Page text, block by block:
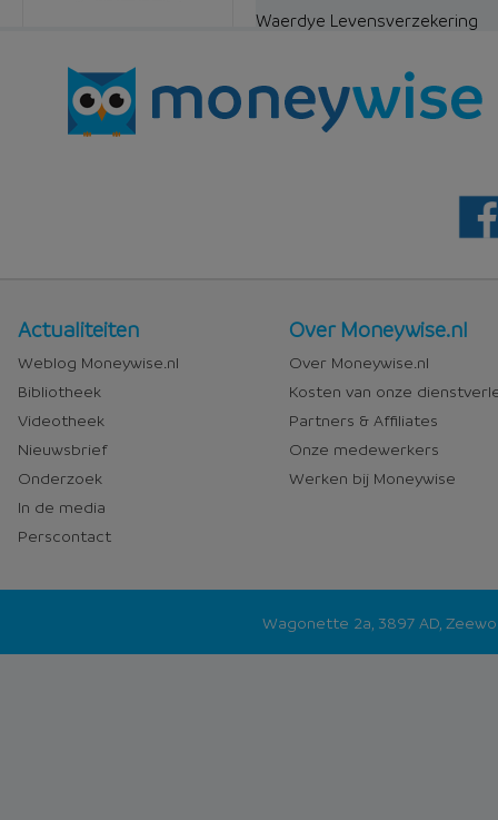
Waerdye Levensverzekering
Nieuws
en
media
Actualiteiten
Weblog Moneywise.nl
Bibliotheek
Videotheek
Nieuwsbrief
Onderzoek
In de media
Perscontact
Over
Moneywise
Over Moneywise.nl
Over Moneywise.nl
Kosten van onze
Partners & Affiliates
Onze medewerkers
Werken bij Moneywise
Wagonette 2a, 3897 AD,